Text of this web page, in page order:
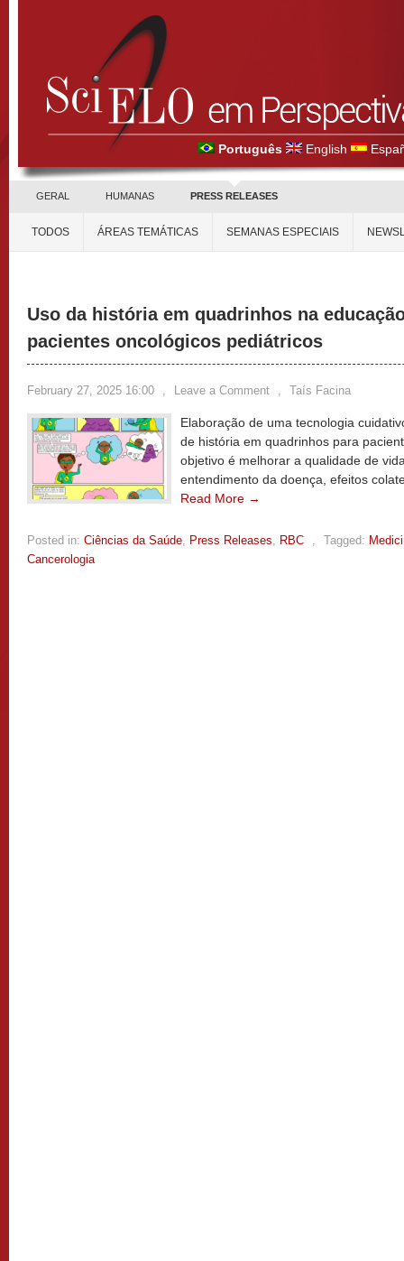
Português English
GERAL HUMANAS PRESS RELEASES
TODOS ÁREAS TEMÁTICAS SEMANAS ESPECIAIS
Uso da história em quadrinhos na
pacientes oncológicos pediátricos
February 27, 2025 16:00 , Leave a Comment , Taís Facina
Elaboração de uma tecnologia
de história em quadrinhos para
objetivo é melhorar a qualidade de
entendimento da doença, efeitos
Read More →
Posted in: Ciências da Saúde, Press Releases, RBC , Tagged:
Cancerologia